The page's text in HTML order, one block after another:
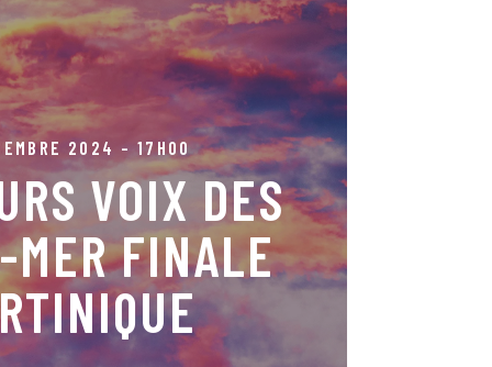
2024 - 17H00
VOIX DES
MER FINALE
de Saint-Pierre
qui concourent pour le prix de finaliste afin de
à l’opéra de Paris. Fabrice di Falco,
Antoinette Hartmann, pianiste
RÉSERVER !